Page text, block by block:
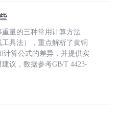
量的三种常用计算方法
工具法），重点解析了黄铜
计算公式的差异，并提供实
议，数据参考GB/T 4423-